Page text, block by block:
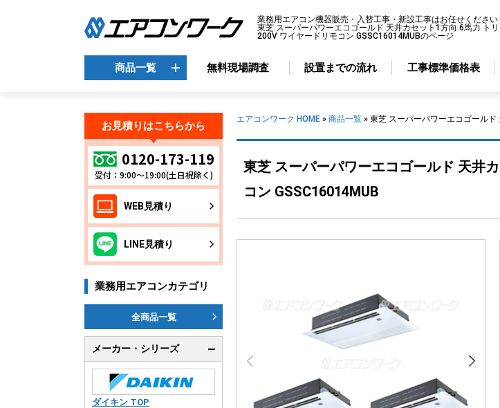
業務用エアコン機器販売・入替工事・新設工事はお任せください
東芝 スーパーパワーエコゴールド 天井カセット1方向 6馬力 ト
200V ワイヤードリモコン GSSC16014MUBのページ
商品一覧
商品一覧
メーカーから選ぶ
ダイキン
三菱電機
日立
東芝
パナソニック
天井カセット2方向
天井カセット1方向
ダクト形
天井吊り形
無料現場調査 設置までの流れ 工事標準価格表
エアコンワーク HOME » 商品一覧 » 東芝 スーパーパワーエコゴール
東芝 スーパーパワーエコゴールド 天井
コン GSSC16014MUB
お見積りはこちらから
0120-173-119
受付：9:00～19:00(土日祝除く)
WEB見積り
LINE見積り
業務用エアコンカテゴリ
全商品一覧
メーカー・シリーズ
ダイキン TOP